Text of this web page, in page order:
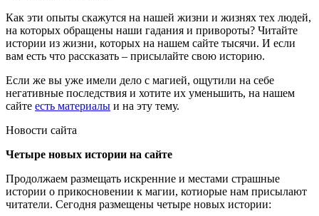
Как эти опыты скажутся на нашей жизни и жизнях тех людей,
на которых обращены наши гадания и привороты? Читайте
истории из жизни, которых на нашем сайте тысячи. И если
вам есть что рассказать – присылайте свою историю.
Если же вы уже имели дело с магией, ощутили на себе
негативные последствия и хотите их уменьшить, на нашем
сайте есть материалы и на эту тему.
Новости сайта
Четыре новых истории на сайте
Продолжаем размещать искренние и местами страшные
истории о прикосновении к магии, котиорые нам присылают
читатели. Сегодня размещены четыре новых истории: